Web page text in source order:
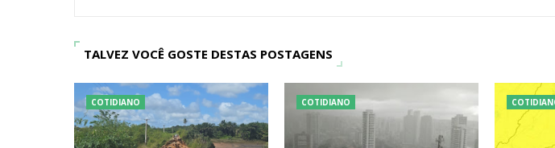
TALVEZ VOCÊ GOSTE DESTAS POSTAGENS
COTIDIANO COTIDIANO